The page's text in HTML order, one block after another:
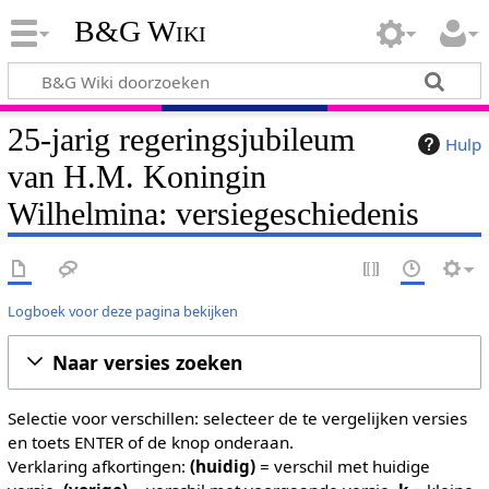
B&G Wiki
Hulp
25-jarig regeringsjubileum
van H.M. Koningin
Wilhelmina: versiegeschiedenis
Logboek voor deze pagina bekijken
Naar versies zoeken
Selectie voor verschillen: selecteer de te vergelijken versies
en toets ENTER of de knop onderaan.
Verklaring afkortingen: (huidig)= verschil met huidige